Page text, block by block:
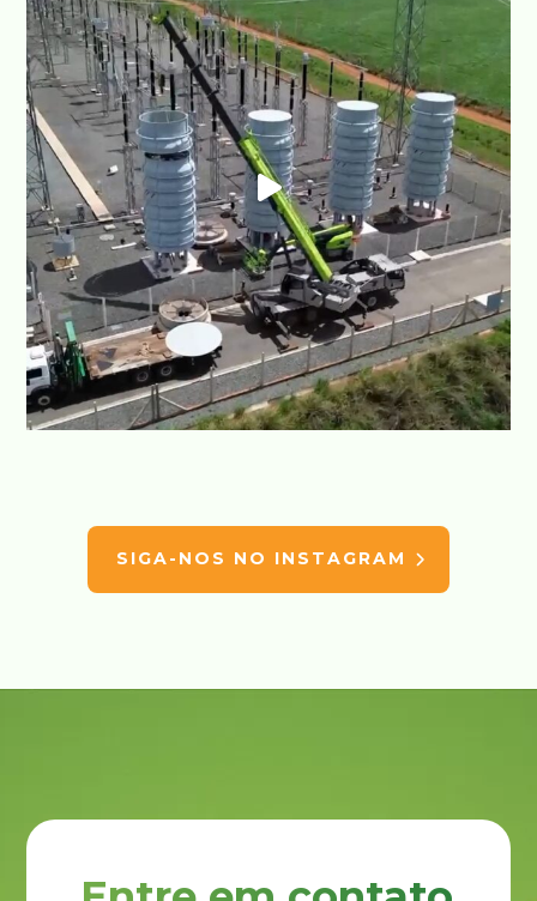
SIGA-NOS NO INSTAGRAM